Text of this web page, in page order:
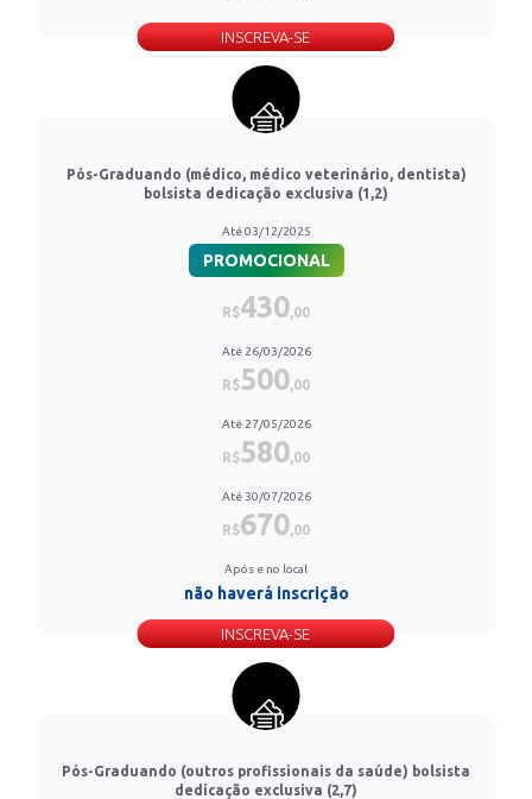
INSCREVA-SE
Pós-Graduando (médico, médico veterinário, dentista)
bolsista dedicação exclusiva (1,2)
Até 03/12/2025
PROMOCIONAL
R$430,00
Até 26/03/2026
R$500,00
Até 27/05/2026
R$580,00
Até 30/07/2026
R$670,00
Após e no local
não haverá inscrição
INSCREVA-SE
Pós-Graduando (outros profissionais da saúde) bolsista
dedicação exclusiva (2,7)